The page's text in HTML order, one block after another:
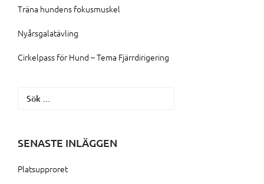
Träna hundens fokusmuskel
Nyårsgalatävling
Cirkelpass för Hund – Tema Fjärrdirigering
Sök
SENASTE INLÄGGEN
Platsupproret